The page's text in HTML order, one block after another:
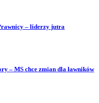
– liderzy jutra
– MS chce zmian dla ławników